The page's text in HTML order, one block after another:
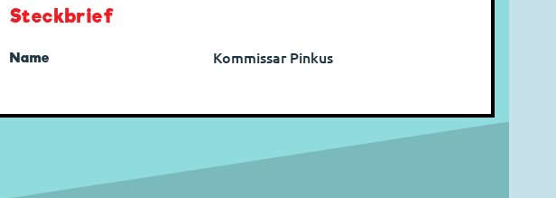
Steckbrief
Name Kommissar Pinkus